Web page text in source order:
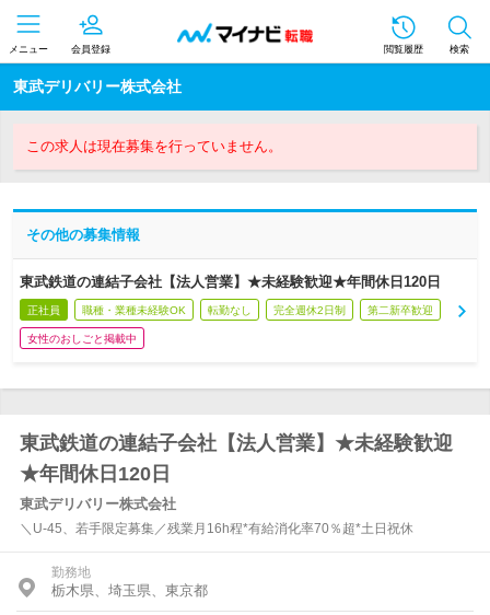
メニュー 会員登録 閲覧履歴 検索
東武デリバリー株式会社
この求人は現在募集を行っていません。
その他の募集情報
東武鉄道の連結子会社【法人営業】★未経験歓迎★年間休日120日
正社員 職種・業種未経験OK 転勤なし 完全週休2日制 第二新卒歓迎
女性のおしごと掲載中
東武鉄道の連結子会社【法人営業】★未経験歓迎
★年間休日120日
東武デリバリー株式会社
＼U-45、若手限定募集／残業月16h程*有給消化率70％超*土日祝休
勤務地
栃木県、埼玉県、東京都